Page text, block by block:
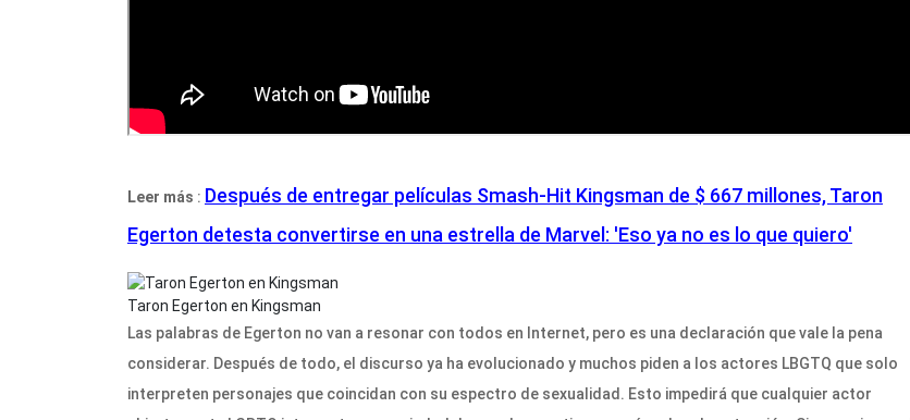
Leer más : Después de entregar películas Smash-Hit Kingsman de $ 667 millones, Taron
Egerton detesta convertirse en una estrella de Marvel: 'Eso ya no es lo que quiero'
Taron Egerton en Kingsman
Las palabras de Egerton no van a resonar con todos en Internet, pero es una declaración que vale la pena
considerar. Después de todo, el discurso ya ha evolucionado y muchos piden a los actores LBGTQ que solo
interpreten personajes que coincidan con su espectro de sexualidad. Esto impedirá que cualquier actor